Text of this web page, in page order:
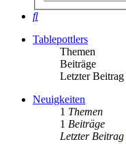
Suche
Tablepottlers
Themen
Beiträge
Letzter Beitrag
Neuigkeiten
1 Themen
1 Beiträge
Letzter Beitrag